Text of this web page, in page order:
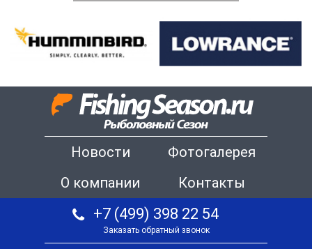
Новости
Фотогалерея
О компании
Контакты
+7 (499) 398 22 54
Заказать обратный звонок